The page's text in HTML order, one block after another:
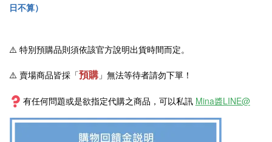
日不算）
⚠️ 特別預購品則須依該官方說明出貨時間而定。
⚠️ 賣場商品皆採 「預購 」 無法等待者請勿下單！
有任何問題或是欲指定代購之商品，可以私訊 Mina醬LINE@